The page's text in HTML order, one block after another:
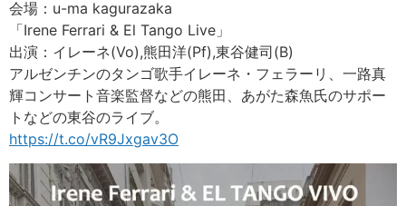
会場：u-ma kagurazaka
「Irene Ferrari & El Tango Live」
出演：イレーネ(Vo),熊田洋(Pf),東谷健司(B)
アルゼンチンのタンゴ歌手イレーネ・フェラーリ、一路真
輝コンサート音楽監督などの熊田、あがた森魚氏のサポー
トなどの東谷のライブ。
https://t.co/vR9Jxgav3O